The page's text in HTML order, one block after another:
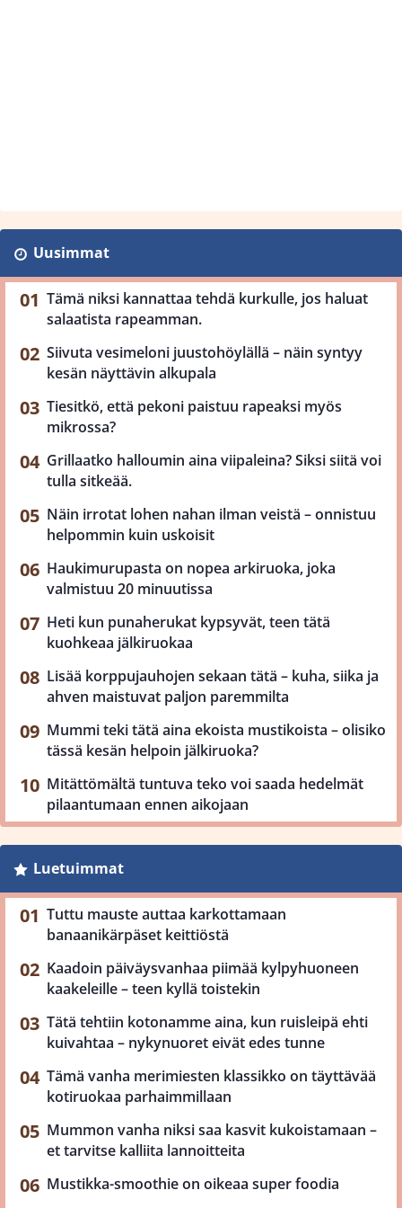
Uusimmat
Tämä niksi kannattaa tehdä kurkulle, jos haluat
salaatista rapeamman.
Siivuta vesimeloni juustohöylällä – näin syntyy
kesän näyttävin alkupala
Tiesitkö, että pekoni paistuu rapeaksi myös
mikrossa?
Grillaatko halloumin aina viipaleina? Siksi siitä voi
tulla sitkeää.
Näin irrotat lohen nahan ilman veistä – onnistuu
helpommin kuin uskoisit
Haukimurupasta on nopea arkiruoka, joka
valmistuu 20 minuutissa
Heti kun punaherukat kypsyvät, teen tätä
kuohkeaa jälkiruokaa
Lisää korppujauhojen sekaan tätä – kuha, siika ja
ahven maistuvat paljon paremmilta
Mummi teki tätä aina ekoista mustikoista – olisiko
tässä kesän helpoin jälkiruoka?
Mitättömältä tuntuva teko voi saada hedelmät
pilaantumaan ennen aikojaan
Luetuimmat
Tuttu mauste auttaa karkottamaan
banaanikärpäset keittiöstä
Kaadoin päiväysvanhaa piimää kylpyhuoneen
kaakeleille – teen kyllä toistekin
Tätä tehtiin kotonamme aina, kun ruisleipä ehti
kuivahtaa – nykynuoret eivät edes tunne
Tämä vanha merimiesten klassikko on täyttävää
kotiruokaa parhaimmillaan
Mummon vanha niksi saa kasvit kukoistamaan –
et tarvitse kalliita lannoitteita
Mustikka-smoothie on oikeaa super foodia